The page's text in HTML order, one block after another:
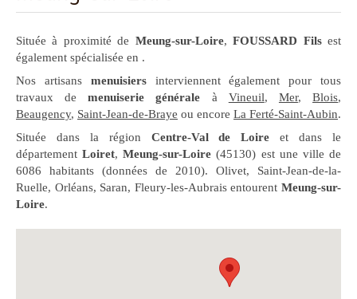
Située à proximité de Meung-sur-Loire,FOUSSARD Filsest
également spécialisée en .
Nos artisans menuisiersinterviennent également pour tous
travaux demenuiserie générale à Vineuil, Mer,Blois,
Beaugency, Saint-Jean-de-Braye ou encore La Ferté-Saint-Aubin.
Située dans la région Centre-Val de Loire et dans le
départementLoiret,Meung-sur-Loire (45130) est une ville de
6086 habitants (données de 2010). Olivet, Saint-Jean-de-la-
Ruelle, Orléans, Saran, Fleury-les-Aubrais entourent Meung-sur-
Loire.